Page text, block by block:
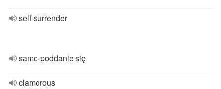
self-surrender
samo-poddanie się
clamorous